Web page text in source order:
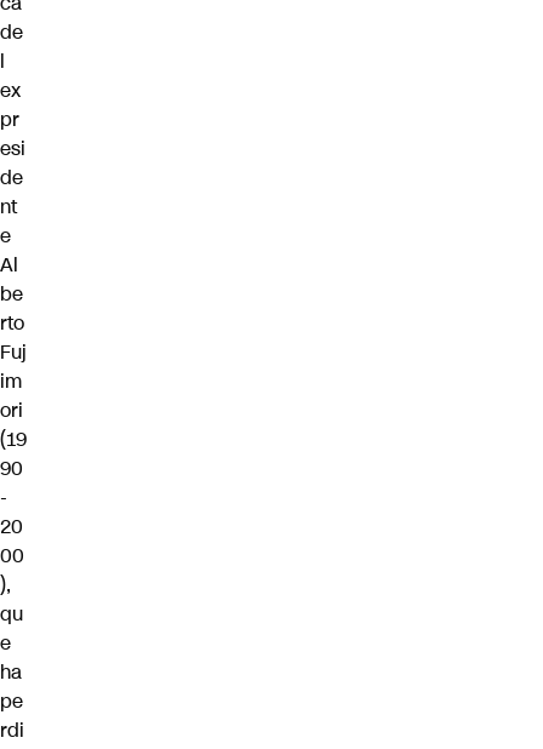
de
l
ex
pr
esi
de
nt
e
Al
be
rto
Fuj
im
ori
(19
90
-
20
00
),
qu
e
ha
pe
rdi